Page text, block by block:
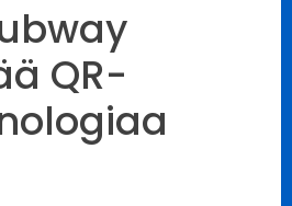
QR-